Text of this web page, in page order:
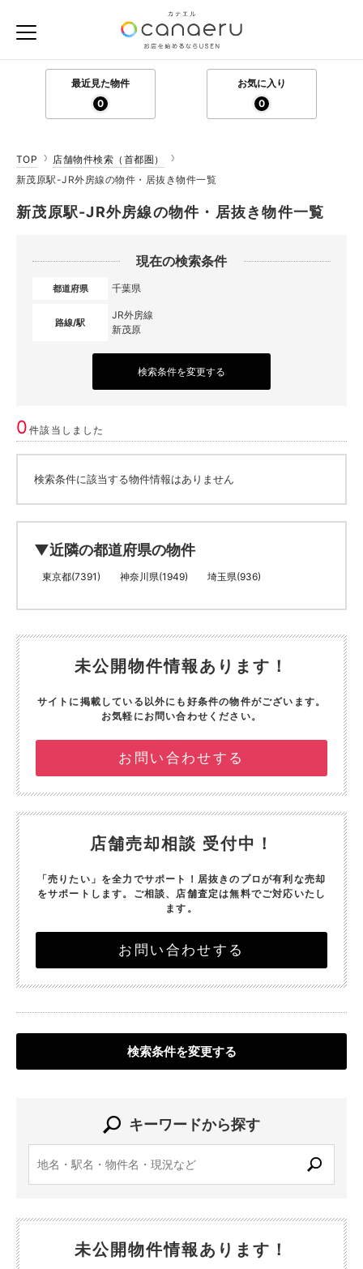
最近見た物件
0
お気に入り
0
TOP
店舗物件検索（首都圏）
新茂原駅-JR外房線の物件・居抜き物件一覧
新茂原駅-JR外房線の物件・居抜き物件一覧
現在の検索条件
都道府県 千葉県
路線/駅
JR外房線
新茂原
検索条件を変更する
0件該当しました
検索条件に該当する物件情報はありません
▼近隣の都道府県の物件
東京都(7391) 神奈川県(1949) 埼玉県(936)
未公開物件情報あります！
サイトに掲載している以外にも好条件の物件がございます。
お気軽にお問い合わせください。
お問い合わせする
店舗売却相談 受付中！
「売りたい」を全力でサポート！ 居抜きのプロが有利な売却
をサポートします。 ご相談、店舗査定は無料でご対応いたし
ます。
お問い合わせする
検索条件を変更する
キーワードから探す
未公開物件情報あります！